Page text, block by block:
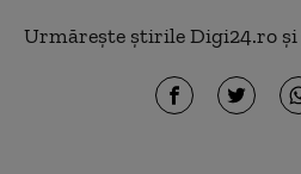
Urmărește știrile Digi24.ro și